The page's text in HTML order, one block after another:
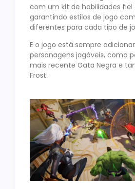
com um kit de habilidades fiel
garantindo estilos de jogo
diferentes para cada tipo de
E o jogo está sempre
personagens jogáveis, como
mais recente Gata Negra e
Frost.